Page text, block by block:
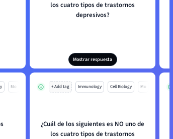
los cuatro tipos de trastornos
depresivos?
Mostrar respuesta
Mo + Add tag Immunology Cell Biology Mo
¿Cuál de los siguientes es NO uno de
los cuatro tipos de trastornos